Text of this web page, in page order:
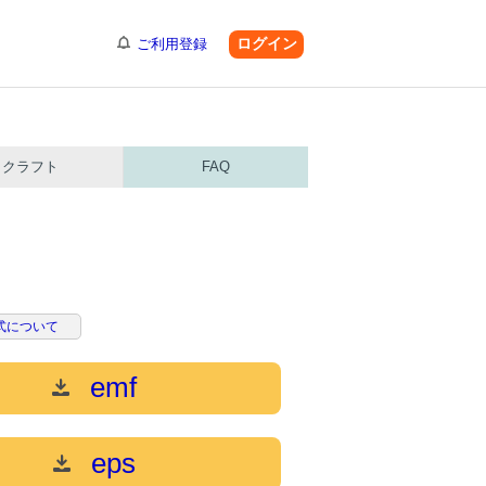
ご利用登録 ログイン
クラフト FAQ
について
emf
eps